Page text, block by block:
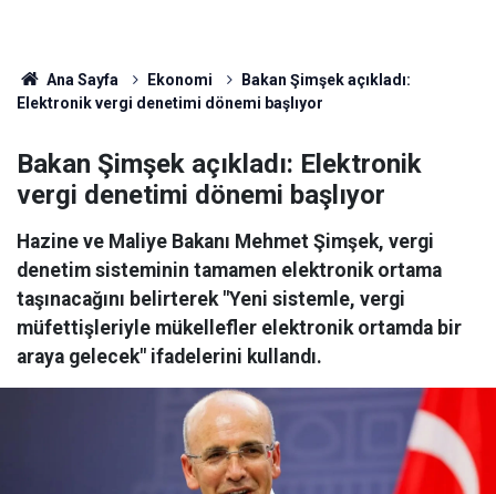
Ana Sayfa Ekonomi
Bakan Şimşek açıkladı:
Elektronik vergi denetimi dönemi başlıyor
Bakan Şimşek açıkladı: Elektronik
vergi denetimi dönemi başlıyor
Hazine ve Maliye Bakanı Mehmet Şimşek, vergi
denetim sisteminin tamamen elektronik ortama
taşınacağını belirterek "Yeni sistemle, vergi
müfettişleriyle mükellefler elektronik ortamda bir
araya gelecek" ifadelerini kullandı.